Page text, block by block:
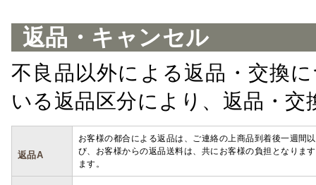
返品・キャンセル
不良品以外による返品・交換
いる返品区分により、返品・
返品A
お客様の都合による返品は、ご連絡の上商品到着後一週間
び、お客様からの返品送料は、共にお客様の負担となりま
ます。